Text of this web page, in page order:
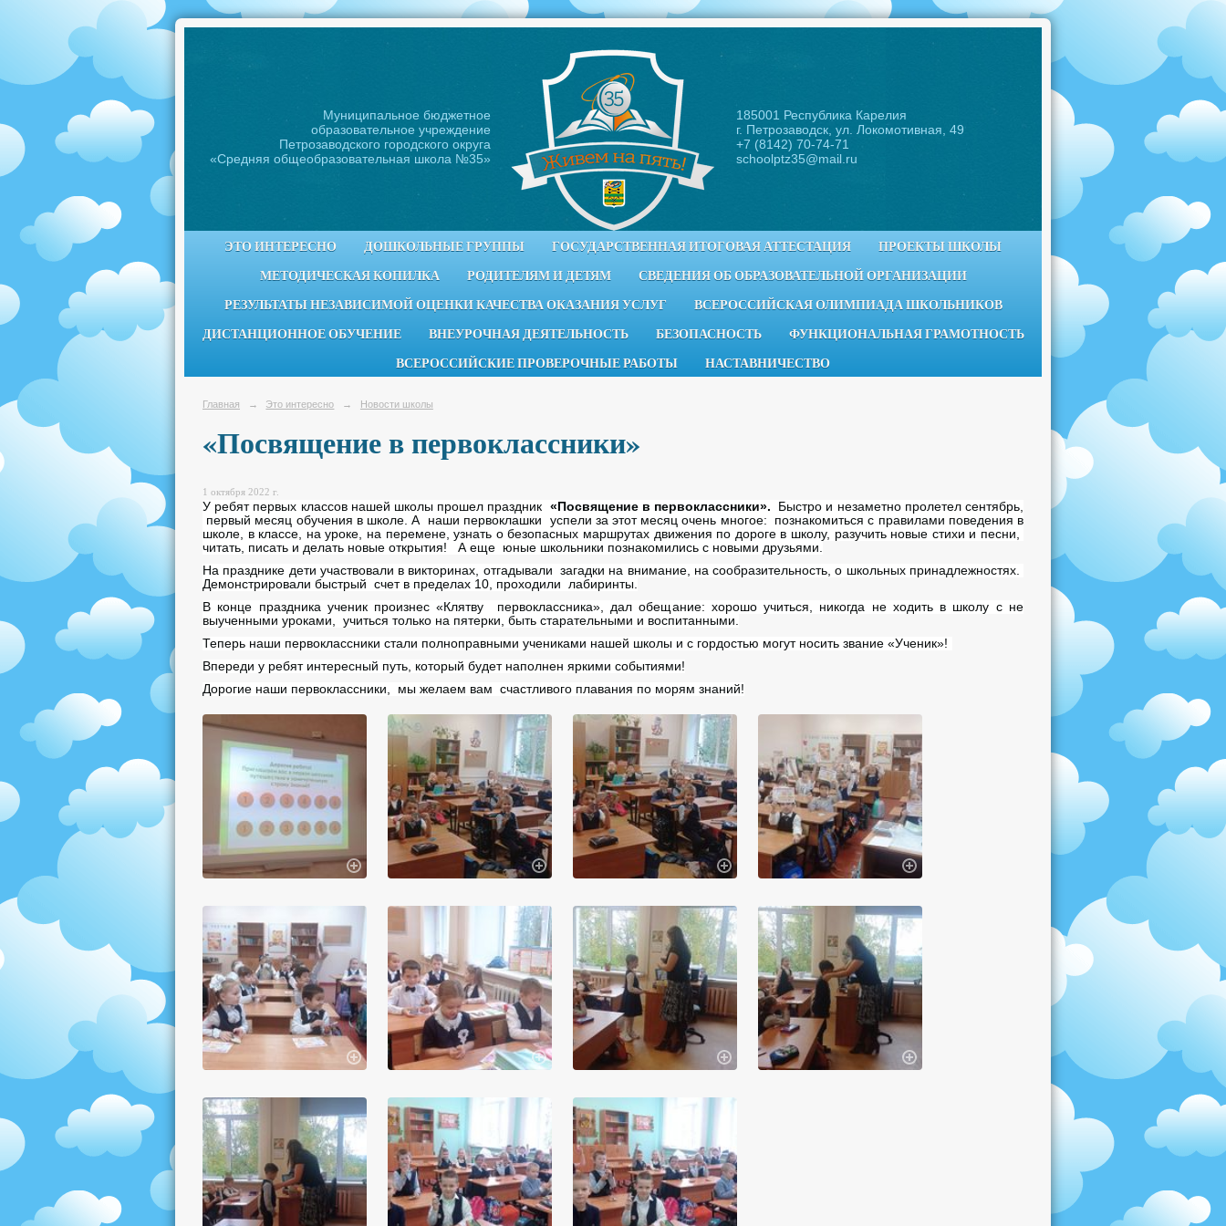
Муниципальное бюджетное
образовательное учреждение
Петрозаводского городского округа
«Средняя общеобразовательная школа №35»
185001 Республика Карелия
г. Петрозаводск, ул. Локомотивная, 49
+7 (8142) 70-74-71
schoolptz35@mail.ru
ЭТО ИНТЕРЕСНО ДОШКОЛЬНЫЕ ГРУППЫ ГОСУДАРСТВЕННАЯ ИТОГОВАЯ АТТЕСТАЦИЯ
ПРОЕКТЫ ШКОЛЫ
МЕТОДИЧЕСКАЯ КОПИЛКА
РОДИТЕЛЯМ И ДЕТЯМ
СВЕДЕНИЯ ОБ ОБРАЗОВАТЕЛЬНОЙ ОРГАНИЗАЦИИ
РЕЗУЛЬТАТЫ НЕЗАВИСИМОЙ ОЦЕНКИ КАЧЕСТВА ОКАЗАНИЯ УСЛУГ
ВСЕРОССИЙСКАЯ ОЛИМПИАДА ШКОЛЬНИКОВ
ДИСТАНЦИОННОЕ ОБУЧЕНИЕ
ВНЕУРОЧНАЯ ДЕЯТЕЛЬНОСТЬ БЕЗОПАСНОСТЬ
ФУНКЦИОНАЛЬНАЯ ГРАМОТНОСТЬ
ВСЕРОССИЙСКИЕ ПРОВЕРОЧНЫЕ РАБОТЫ
НАСТАВНИЧЕСТВО
Главная → Это интересно → Новости школы
«Посвящение в первоклассники»
1 октября 2022 г.
У ребят первых классов нашей школы прошел праздник «Посвящение в первоклассники».
Быстро и незаметно пролетел сентябрь,
первый месяц обучения в школе. А наши первоклашки успели за этот месяц очень многое: познакомиться с правилами поведения в
школе, в классе, на уроке, на перемене, узнать о безопасных маршрутах движения по дороге в школу, разучить новые стихи и песни,
читать, писать и делать новые открытия! А еще юные школьники познакомились с новыми друзьями.
На празднике дети участвовали в викторинах, отгадывали загадки на внимание, на сообразительность, о школьных принадлежностях.
Демонстрировали быстрый счет в пределах 10, проходили лабиринты.
В конце праздника ученик произнес «Клятву первоклассника», дал обещание: хорошо учиться, никогда не ходить в школу с не
выученными уроками, учиться только на пятерки, быть старательными и воспитанными.
Теперь наши первоклассники стали полноправными учениками нашей школы и с гордостью могут носить звание «Ученик»!
Впереди у ребят интересный путь, который будет наполнен яркими событиями!
Дорогие наши первоклассники, мы желаем вам счастливого плавания по морям знаний!